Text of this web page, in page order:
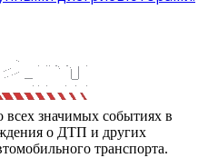
всех значимых событиях в
о ДТП и других
транспорта.